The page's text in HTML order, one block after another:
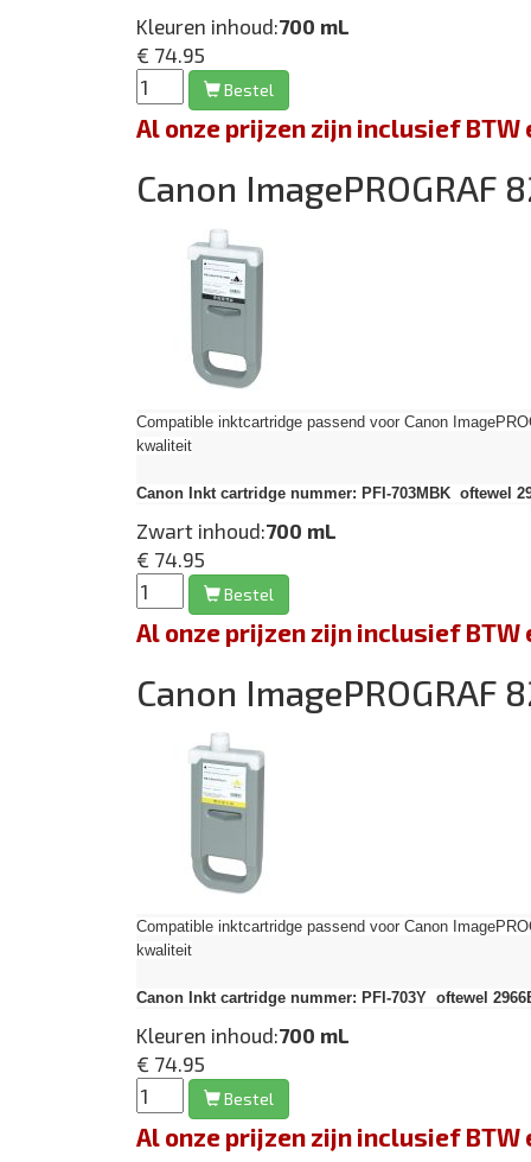
Kleuren inhoud:700 mL
€ 74.95
Bestel
Al onze prijzen zijn inclusief
Canon ImagePROGRAF
Compatible inktcartridge passend voor Canon
kwaliteit
Canon Inkt cartridge nummer: PFI-703MBK oftewel
Zwart inhoud:700 mL
€ 74.95
Bestel
Al onze prijzen zijn inclusief
Canon ImagePROGRAF
Compatible inktcartridge passend voor Canon
kwaliteit
Canon Inkt cartridge nummer: PFI-703Y oftewel
Kleuren inhoud:700 mL
€ 74.95
Bestel
Al onze prijzen zijn inclusief